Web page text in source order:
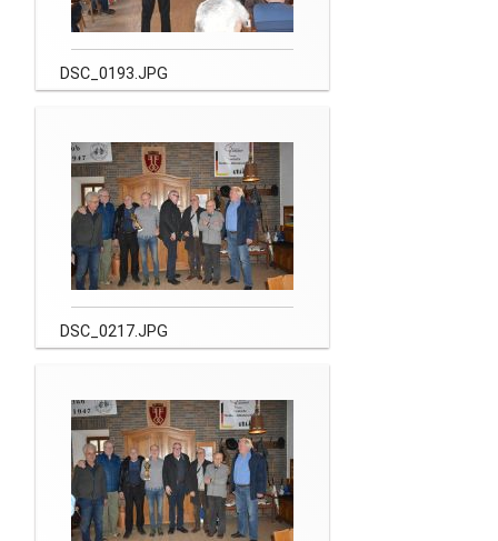
DSC_0193.JPG
DSC_0217.JPG